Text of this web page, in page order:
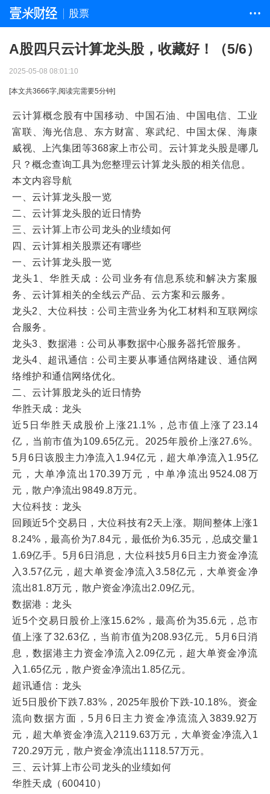
股票 • • •
A股四只云计算龙头股，收藏好！（5/6）
2025-05-08 08:01:10
[本文共3666字,阅读完需要5分钟]
云计算概念股有中国移动、中国石油、中国电信、工业
富联、海光信息、东方财富、寒武纪、中国太保、海康
威视、上汽集团等368家上市公司。云计算龙头股是哪几
只？概念查询工具为您整理云计算龙头股的相关信息。
本文内容导航
一、云计算龙头股一览
二、云计算龙头股的近日情势
三、云计算上市公司龙头的业绩如何
四、云计算相关股票还有哪些
一、云计算龙头股一览
龙头1、华胜天成：公司业务有信息系统和解决方案服
务、云计算相关的全线云产品、云方案和云服务。
龙头2、大位科技：公司主营业务为化工材料和互联网综
合服务。
龙头3、数据港：公司从事数据中心服务器托管服务。
龙头4、超讯通信：公司主要从事通信网络建设、通信网
络维护和通信网络优化。
二、云计算股龙头的近日情势
华胜天成：龙头
近5日华胜天成股价上涨21.1%，总市值上涨了23.14
亿，当前市值为109.65亿元。2025年股价上涨27.6%。
5月6日该股主力净流入1.94亿元，超大单净流入1.95亿
元，大单净流出170.39万元，中单净流出9524.08万
元，散户净流出9849.8万元。
大位科技：龙头
回顾近5个交易日，大位科技有2天上涨。期间整体上涨1
8.24%，最高价为7.84元，最低价为6.35元，总成交量1
1.69亿手。5月6日消息，大位科技5月6日主力资金净流
入3.57亿元，超大单资金净流入3.58亿元，大单资金净
流出81.8万元，散户资金净流出2.09亿元。
数据港：龙头
近5个交易日股价上涨15.62%，最高价为35.6元，总市
值上涨了32.63亿，当前市值为208.93亿元。5月6日消
息，数据港主力资金净流入2.09亿元，超大单资金净流
入1.65亿元，散户资金净流出1.85亿元。
超讯通信：龙头
近5日股价下跌7.83%，2025年股价下跌-10.18%。资金
流向数据方面，5月6日主力资金净流流入3839.92万
元，超大单资金净流入2119.63万元，大单资金净流入1
720.29万元，散户资金净流出1118.57万元。
三、云计算上市公司龙头的业绩如何
华胜天成（600410）